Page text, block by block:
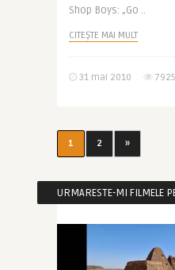
Shop Boys: „Go ..
CITEȘTE MAI MULT
31 mai 2010 7925
1 2 »
URMARESTE-MI FILMELE